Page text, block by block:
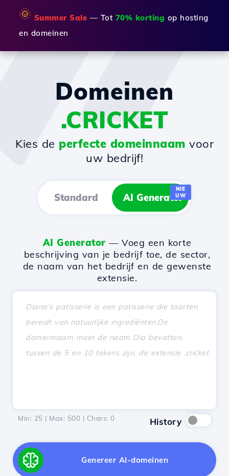
🌞 Summer Sale — Tot 70% korting op hosting
en domeinen
Domeinen
.CRICKET
Kies de perfecte domeinnaam voor
uw bedrijf!
Standard AI Generator
NIE
UW
AI Generator — Voeg een korte
beschrijving van je bedrijf toe, de sector,
de naam van het bedrijf en de gewenste
extensie.
Min: 25 | Max: 500 | Chars: 0 History
Genereer AI-domeinen